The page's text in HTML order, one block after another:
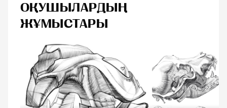
ОҚУШЫЛАРДЫҢ
ЖҰМЫСТАРЫ